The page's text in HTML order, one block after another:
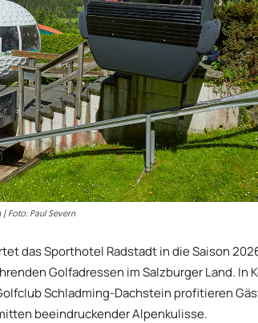
Foto: Paul Severn
das Sporthotel Radstadt in die Saison
Golfadressen im Salzburger Land. In
Schladming-Dachstein profitieren
beeindruckender Alpenkulisse.